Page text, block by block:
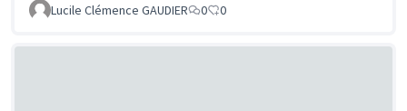
Lucile Clémence GAUDIER 0 0